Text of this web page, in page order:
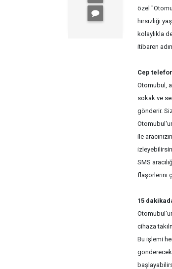
özel
hırsızlığı
kolaylıkla
itibaren
Cep
Otomubul,
sokak ve
gönderir.
ile
SMS
flaşörlerini
15
cihaza
Bu işlemi
gönderecek